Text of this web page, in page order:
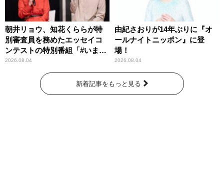
朝井リョウ、知花くららが特
別審査員を務めたエッセイコ
ンテストの特別番組「#いまあ
なたに伝えたいこと」
2026.08.04
由紀さおりが14年ぶりに『オ
ールナイトニッポン』に登
場！
2026.08.04
新着記事をもっと見る